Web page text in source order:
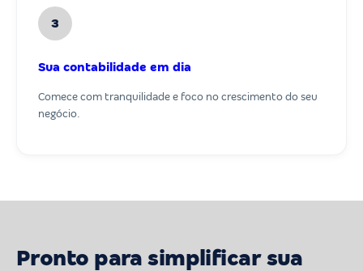
3
Sua contabilidade em dia
Comece com tranquilidade e foco no crescimento do seu
negócio.
Pronto para simplificar sua